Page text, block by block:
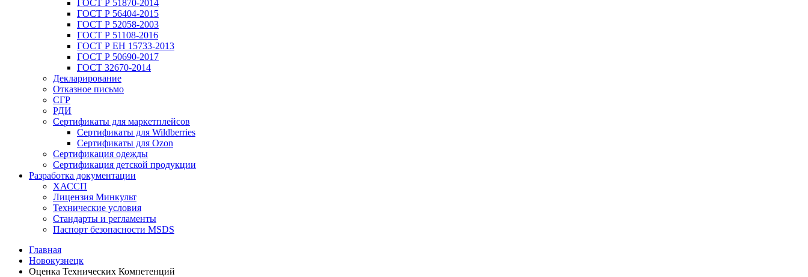
ГОСТ Р 51870-2014
ГОСТ Р 56404-2015
ГОСТ Р 52058-2003
ГОСТ Р 51108-2016
ГОСТ Р ЕН 15733-2013
ГОСТ Р 50690-2017
ГОСТ 32670-2014
Декларирование
Отказное письмо
СГР
РДИ
Сертификаты для маркетплейсов
Сертификаты для Wildberries
Сертификаты для Ozon
Сертификация одежды
Сертификация детской продукции
Разработка документации
ХАССП
Лицензия Минкульт
Технические условия
Стандарты и регламенты
Паспорт безопасности MSDS
Главная
Новокузнецк
Оценка Технических Компетенций